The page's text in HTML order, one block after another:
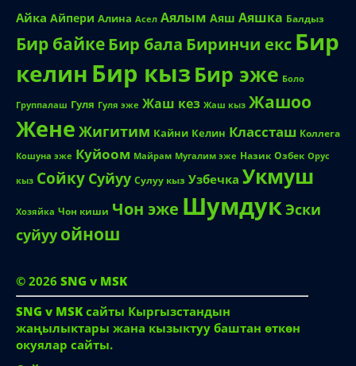
Айка Айпери Алина Асел Аялым Аяш Аяшка Балдыз
Бир байкеБир бала Биринчи екс Бир
келин Бир кыз Бир эже Боло
Группалаш Гуля Гуля эже Жаш кез Жаш кыз Жашоо
Жене Жигитим Кайни Келин Классташ Коллега
Кошуна эже Куйоом Майрам Мугалим эже Назик Озбек Орус
кыз Сойку Суйуу Сулуу кыз Узбечка Укмуш
Хозяйка Чон киши Чон эже Шумдук Эски
суйуу ойнош
© 2026 SNG v MSK
SNG v MSK сайты Кыргызстандын
жаңылыктары жана кызыктуу баштан өткөн
окуялар сайты.